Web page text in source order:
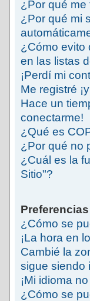
¿Por qué me
¿Por qué mi
¿Cómo evito
en las listas
¡Perdí mi
Me registré
Hace un
conectarme!
¿Qué es
¿Por qué no
¿Cuál es la
Sitio"?
¿Cómo se
¡La hora en
Cambié la
sigue siendo
¡Mi idioma
¿Cómo se